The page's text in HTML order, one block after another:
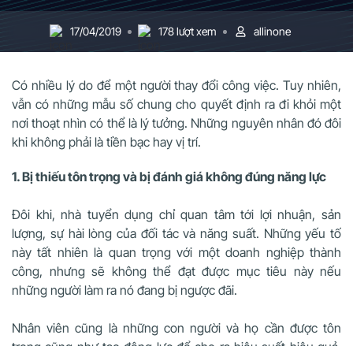
17/04/2019 178 lượt xem allinone
Có nhiều lý do để một người thay đổi công việc. Tuy nhiên,
vẫn có những mẫu số chung cho quyết định ra đi khỏi một
nơi thoạt nhìn có thể là lý tưởng. Những nguyên nhân đó đôi
khi không phải là tiền bạc hay vị trí.
1. Bị thiếu tôn trọng và bị đánh giá không đúng năng lực
Đôi khi, nhà tuyển dụng chỉ quan tâm tới lợi nhuận, sản
lượng, sự hài lòng của đối tác và năng suất. Những yếu tố
này tất nhiên là quan trọng với một doanh nghiệp thành
công, nhưng sẽ không thể đạt được mục tiêu này nếu
những người làm ra nó đang bị ngược đãi.
Nhân viên cũng là những con người và họ cần được tôn